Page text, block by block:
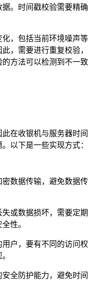
。时间戳校验需要精确
，包括当前环境噪声等
，需要进行重复校验，
方法可以检测到不一致
在收银机与服务器时间
以下是一些实现方式：
数据传输，避免数据传
或数据损坏，需要定期
性。
户，要有不同的访问权
全防护能力，避免时间